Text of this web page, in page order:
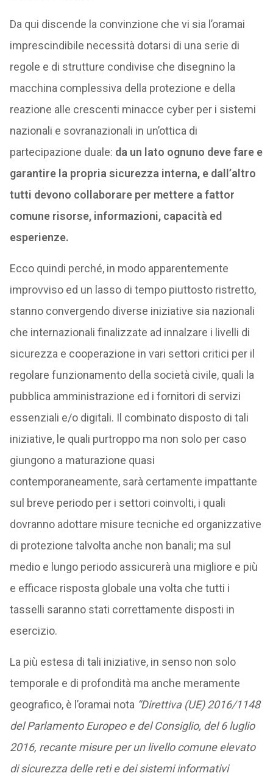
Da qui discende la convinzione che vi sia l’oramai
imprescindibile necessità dotarsi di una serie di
regole e di strutture condivise che disegnino la
macchina complessiva della protezione e della
reazione alle crescenti minacce cyber per i sistemi
nazionali e sovranazionali in un’ottica di
partecipazione duale: da un lato ognuno deve fare e
garantire la propria sicurezza interna, e dall’altro
tutti devono collaborare per mettere a fattor
comune risorse, informazioni, capacità ed
esperienze.
Ecco quindi perché, in modo apparentemente
improvviso ed un lasso di tempo piuttosto ristretto,
stanno convergendo diverse iniziative sia nazionali
che internazionali finalizzate ad innalzare i livelli di
sicurezza e cooperazione in vari settori critici per il
regolare funzionamento della società civile, quali la
pubblica amministrazione ed i fornitori di servizi
essenziali e/o digitali. Il combinato disposto di tali
iniziative, le quali purtroppo ma non solo per caso
giungono a maturazione quasi
contemporaneamente, sarà certamente impattante
sul breve periodo per i settori coinvolti, i quali
dovranno adottare misure tecniche ed organizzative
di protezione talvolta anche non banali; ma sul
medio e lungo periodo assicurerà una migliore e più
e efficace risposta globale una volta che tutti i
tasselli saranno stati correttamente disposti in
esercizio.
La più estesa di tali iniziative, in senso non solo
temporale e di profondità ma anche meramente
geografico, è l’oramai nota “Direttiva (UE) 2016/1148
del Parlamento Europeo e del Consiglio, del 6 luglio
2016, recante misure per un livello comune elevato
di sicurezza delle reti e dei sistemi informativi